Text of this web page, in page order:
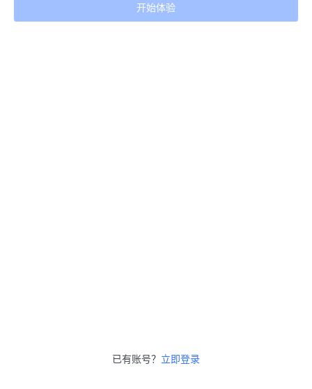
开始体验
已有账号？ 立即登录